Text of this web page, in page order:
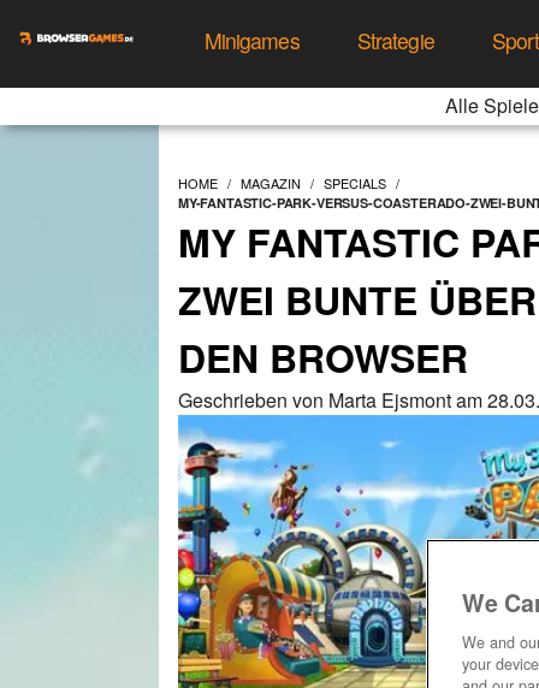
Minigames Strategie Sport
Alle Spiele
HOME MAGAZIN SPECIALS
MY-FANTASTIC-PARK-VERSUS-COASTERADO-ZWEI-
MY FANTASTIC
ZWEI BUNTE
DEN BROWSER
Geschrieben von Marta Ejsmont am
We
We and
your